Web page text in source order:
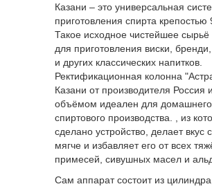
Казани – это универсальная
приготовления спирта крепостью
Такое исходное чистейшее сырьё
для приготовления виски,
и других классических напитков.
Ректификационная колонна
Казани от производителя Россия и
объёмом идеален для домашнего
спиртового производства. , из
сделано устройство, делает вкус
мягче и избавляет его от всех
примесей, сивушных масел и
Сам аппарат состоит из